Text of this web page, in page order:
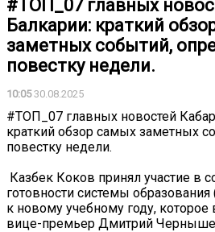
#ТОП_07 главных
Балкарии: краткий
заметных событий,
повестку недели.
10:0530.08.2025
#ТОП_07 главных новостей
краткий обзор самых заметных
повестку недели.
Казбек Коков принял участие в
готовности системы
к новому учебному году,
вице-премьер Дмитрий